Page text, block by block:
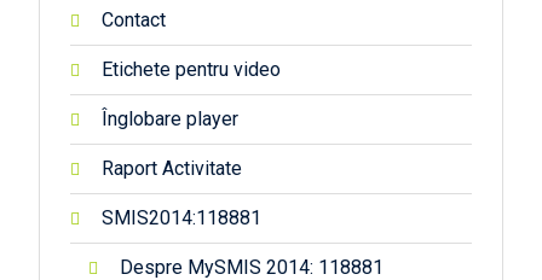
Contact
Etichete pentru video
Înglobare player
Raport Activitate
SMIS2014:118881
Despre MySMIS 2014: 118881